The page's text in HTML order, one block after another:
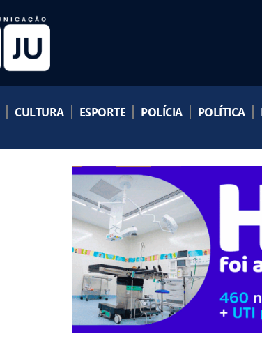
CULTURA ESPORTE POLÍCIA POLÍTICA